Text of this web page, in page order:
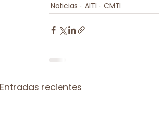
Noticias AITI CMTI
Entradas recientes